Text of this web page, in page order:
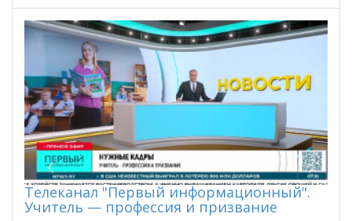
Телеканал "Первый информационный".
Учитель — профессия и призвание